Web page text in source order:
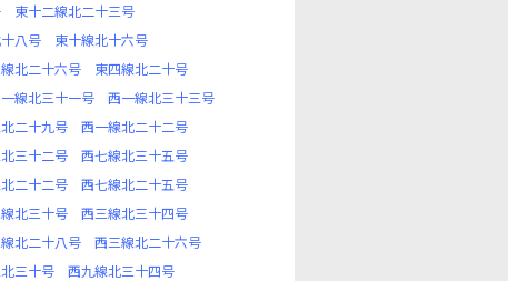
東十二線北二十三号
八号
東十線北十六号
北二十六号
東四線北二十号
線北三十一号
西一線北三十三号
二十九号
西一線北二十二号
三十二号
西七線北三十五号
二十二号
西七線北二十五号
北三十号
西三線北三十四号
北二十八号
西三線北二十六号
三十号
西九線北三十四号